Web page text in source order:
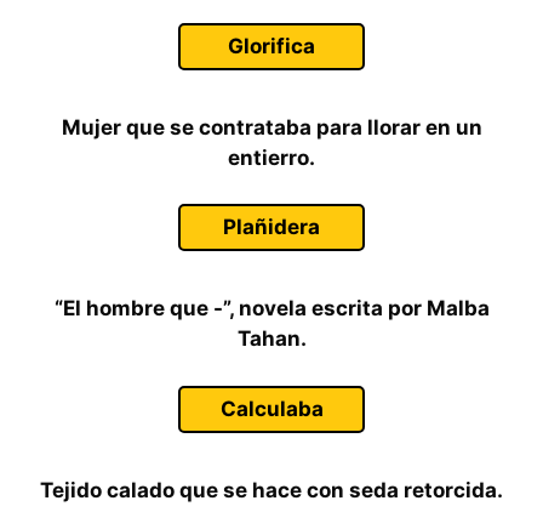
Glorifica
Mujer que se contrataba para llorar en un
entierro.
Plañidera
“El hombre que -”, novela escrita por Malba
Tahan.
Calculaba
Tejido calado que se hace con seda retorcida.